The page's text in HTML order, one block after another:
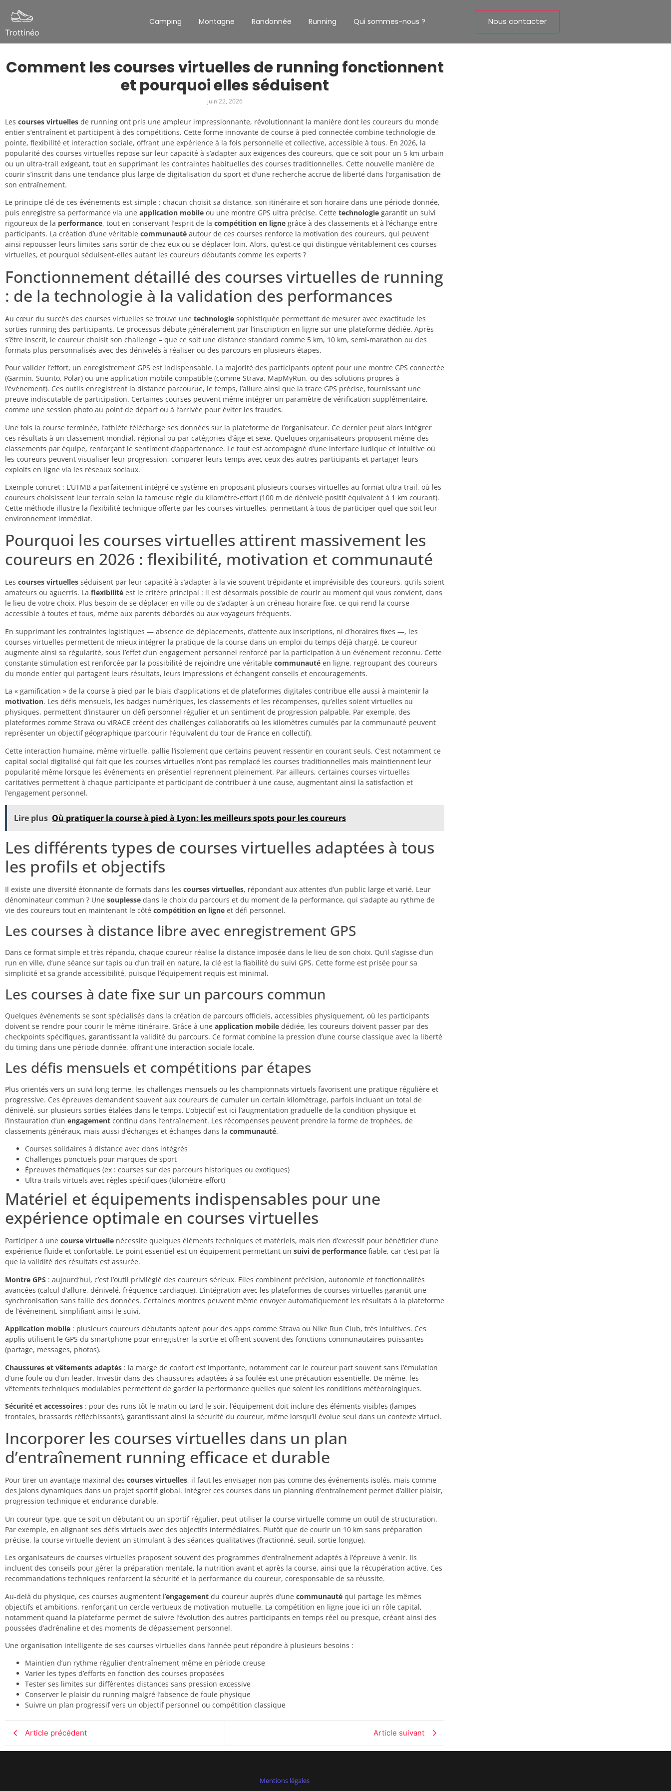
Trottinéo
Camping Montagne Randonnée Running Qui sommes-nous ? Nous contacter
Comment les courses virtuelles de running fonctionnent
et pourquoi elles séduisent
juin 22, 2026
Les courses virtuelles de running ont pris une ampleur impressionnante, révolutionnant la manière dont les coureurs du monde
entier s’entraînent et participent à des compétitions. Cette forme innovante de course à pied connectée combine technologie de
pointe, flexibilité et interaction sociale, offrant une expérience à la fois personnelle et collective, accessible à tous. En 2026, la
popularité des courses virtuelles repose sur leur capacité à s’adapter aux exigences des coureurs, que ce soit pour un 5 km urbain
ou un ultra-trail exigeant, tout en supprimant les contraintes habituelles des courses traditionnelles. Cette nouvelle manière de
courir s’inscrit dans une tendance plus large de digitalisation du sport et d’une recherche accrue de liberté dans l’organisation de
son entraînement.
Le principe clé de ces événements est simple : chacun choisit sa distance, son itinéraire et son horaire dans une période donnée,
puis enregistre sa performance via une application mobile ou une montre GPS ultra précise. Cette technologie garantit un suivi
rigoureux de la performance, tout en conservant l’esprit de la compétition en ligne grâce à des classements et à l’échange entre
participants. La création d’une véritable communauté autour de ces courses renforce la motivation des coureurs, qui peuvent
ainsi repousser leurs limites sans sortir de chez eux ou se déplacer loin. Alors, qu’est-ce qui distingue véritablement ces courses
virtuelles, et pourquoi séduisent-elles autant les coureurs débutants comme les experts ?
Fonctionnement détaillé des courses virtuelles de running
: de la technologie à la validation des performances
Au cœur du succès des courses virtuelles se trouve une technologie sophistiquée permettant de mesurer avec exactitude les
sorties running des participants. Le processus débute généralement par l’inscription en ligne sur une plateforme dédiée. Après
s’être inscrit, le coureur choisit son challenge – que ce soit une distance standard comme 5 km, 10 km, semi-marathon ou des
formats plus personnalisés avec des dénivelés à réaliser ou des parcours en plusieurs étapes.
Pour valider l’effort, un enregistrement GPS est indispensable. La majorité des participants optent pour une montre GPS connectée
(Garmin, Suunto, Polar) ou une application mobile compatible (comme Strava, MapMyRun, ou des solutions propres à
l’événement). Ces outils enregistrent la distance parcourue, le temps, l’allure ainsi que la trace GPS précise, fournissant une
preuve indiscutable de participation. Certaines courses peuvent même intégrer un paramètre de vérification supplémentaire,
comme une session photo au point de départ ou à l’arrivée pour éviter les fraudes.
Une fois la course terminée, l’athlète télécharge ses données sur la plateforme de l’organisateur. Ce dernier peut alors intégrer
ces résultats à un classement mondial, régional ou par catégories d’âge et sexe. Quelques organisateurs proposent même des
classements par équipe, renforçant le sentiment d’appartenance. Le tout est accompagné d’une interface ludique et intuitive où
les coureurs peuvent visualiser leur progression, comparer leurs temps avec ceux des autres participants et partager leurs
exploits en ligne via les réseaux sociaux.
Exemple concret : L’UTMB a parfaitement intégré ce système en proposant plusieurs courses virtuelles au format ultra trail, où les
coureurs choisissent leur terrain selon la fameuse règle du kilomètre-effort (100 m de dénivelé positif équivalent à 1 km courant).
Cette méthode illustre la flexibilité technique offerte par les courses virtuelles, permettant à tous de participer quel que soit leur
environnement immédiat.
Pourquoi les courses virtuelles attirent massivement les
coureurs en 2026 : flexibilité, motivation et communauté
Les courses virtuelles séduisent par leur capacité à s’adapter à la vie souvent trépidante et imprévisible des coureurs, qu’ils soient
amateurs ou aguerris. La flexibilité est le critère principal : il est désormais possible de courir au moment qui vous convient, dans
le lieu de votre choix. Plus besoin de se déplacer en ville ou de s’adapter à un créneau horaire fixe, ce qui rend la course
accessible à toutes et tous, même aux parents débordés ou aux voyageurs fréquents.
En supprimant les contraintes logistiques — absence de déplacements, d’attente aux inscriptions, ni d’horaires fixes —, les
courses virtuelles permettent de mieux intégrer la pratique de la course dans un emploi du temps déjà chargé. Le coureur
augmente ainsi sa régularité, sous l’effet d’un engagement personnel renforcé par la participation à un événement reconnu. Cette
constante stimulation est renforcée par la possibilité de rejoindre une véritable communauté en ligne, regroupant des coureurs
du monde entier qui partagent leurs résultats, leurs impressions et échangent conseils et encouragements.
La « gamification » de la course à pied par le biais d’applications et de plateformes digitales contribue elle aussi à maintenir la
motivation. Les défis mensuels, les badges numériques, les classements et les récompenses, qu’elles soient virtuelles ou
physiques, permettent d’instaurer un défi personnel régulier et un sentiment de progression palpable. Par exemple, des
plateformes comme Strava ou viRACE créent des challenges collaboratifs où les kilomètres cumulés par la communauté peuvent
représenter un objectif géographique (parcourir l’équivalent du tour de France en collectif).
Cette interaction humaine, même virtuelle, pallie l’isolement que certains peuvent ressentir en courant seuls. C’est notamment ce
capital social digitalisé qui fait que les courses virtuelles n’ont pas remplacé les courses traditionnelles mais maintiennent leur
popularité même lorsque les événements en présentiel reprennent pleinement. Par ailleurs, certaines courses virtuelles
caritatives permettent à chaque participante et participant de contribuer à une cause, augmentant ainsi la satisfaction et
l’engagement personnel.
Lire plus Où pratiquer la course à pied à Lyon: les meilleurs spots pour les coureurs
Les différents types de courses virtuelles adaptées à tous
les profils et objectifs
Il existe une diversité étonnante de formats dans les courses virtuelles, répondant aux attentes d’un public large et varié. Leur
dénominateur commun ? Une souplesse dans le choix du parcours et du moment de la performance, qui s’adapte au rythme de
vie des coureurs tout en maintenant le côté compétition en ligne et défi personnel.
Les courses à distance libre avec enregistrement GPS
Dans ce format simple et très répandu, chaque coureur réalise la distance imposée dans le lieu de son choix. Qu’il s’agisse d’un
run en ville, d’une séance sur tapis ou d’un trail en nature, la clé est la fiabilité du suivi GPS. Cette forme est prisée pour sa
simplicité et sa grande accessibilité, puisque l’équipement requis est minimal.
Les courses à date fixe sur un parcours commun
Quelques événements se sont spécialisés dans la création de parcours officiels, accessibles physiquement, où les participants
doivent se rendre pour courir le même itinéraire. Grâce à une application mobile dédiée, les coureurs doivent passer par des
checkpoints spécifiques, garantissant la validité du parcours. Ce format combine la pression d’une course classique avec la liberté
du timing dans une période donnée, offrant une interaction sociale locale.
Les défis mensuels et compétitions par étapes
Plus orientés vers un suivi long terme, les challenges mensuels ou les championnats virtuels favorisent une pratique régulière et
progressive. Ces épreuves demandent souvent aux coureurs de cumuler un certain kilométrage, parfois incluant un total de
dénivelé, sur plusieurs sorties étalées dans le temps. L’objectif est ici l’augmentation graduelle de la condition physique et
l’instauration d’un engagement continu dans l’entraînement. Les récompenses peuvent prendre la forme de trophées, de
classements généraux, mais aussi d’échanges et échanges dans la communauté.
Courses solidaires à distance avec dons intégrés
Challenges ponctuels pour marques de sport
Épreuves thématiques (ex : courses sur des parcours historiques ou exotiques)
Ultra-trails virtuels avec règles spécifiques (kilomètre-effort)
Matériel et équipements indispensables pour une
expérience optimale en courses virtuelles
Participer à une course virtuelle nécessite quelques éléments techniques et matériels, mais rien d’excessif pour bénéficier d’une
expérience fluide et confortable. Le point essentiel est un équipement permettant un suivi de performance fiable, car c’est par là
que la validité des résultats est assurée.
Montre GPS : aujourd’hui, c’est l’outil privilégié des coureurs sérieux. Elles combinent précision, autonomie et fonctionnalités
avancées (calcul d’allure, dénivelé, fréquence cardiaque). L’intégration avec les plateformes de courses virtuelles garantit une
synchronisation sans faille des données. Certaines montres peuvent même envoyer automatiquement les résultats à la plateforme
de l’événement, simplifiant ainsi le suivi.
Application mobile : plusieurs coureurs débutants optent pour des apps comme Strava ou Nike Run Club, très intuitives. Ces
applis utilisent le GPS du smartphone pour enregistrer la sortie et offrent souvent des fonctions communautaires puissantes
(partage, messages, photos).
Chaussures et vêtements adaptés : la marge de confort est importante, notamment car le coureur part souvent sans l’émulation
d’une foule ou d’un leader. Investir dans des chaussures adaptées à sa foulée est une précaution essentielle. De même, les
vêtements techniques modulables permettent de garder la performance quelles que soient les conditions météorologiques.
Sécurité et accessoires : pour des runs tôt le matin ou tard le soir, l’équipement doit inclure des éléments visibles (lampes
frontales, brassards réfléchissants), garantissant ainsi la sécurité du coureur, même lorsqu’il évolue seul dans un contexte virtuel.
Incorporer les courses virtuelles dans un plan
d’entraînement running efficace et durable
Pour tirer un avantage maximal des courses virtuelles, il faut les envisager non pas comme des événements isolés, mais comme
des jalons dynamiques dans un projet sportif global. Intégrer ces courses dans un planning d’entraînement permet d’allier plaisir,
progression technique et endurance durable.
Un coureur type, que ce soit un débutant ou un sportif régulier, peut utiliser la course virtuelle comme un outil de structuration.
Par exemple, en alignant ses défis virtuels avec des objectifs intermédiaires. Plutôt que de courir un 10 km sans préparation
précise, la course virtuelle devient un stimulant à des séances qualitatives (fractionné, seuil, sortie longue).
Les organisateurs de courses virtuelles proposent souvent des programmes d’entraînement adaptés à l’épreuve à venir. Ils
incluent des conseils pour gérer la préparation mentale, la nutrition avant et après la course, ainsi que la récupération active. Ces
recommandations techniques renforcent la sécurité et la performance du coureur, coresponsable de sa réussite.
Au-delà du physique, ces courses augmentent l’engagement du coureur auprès d’une communauté qui partage les mêmes
objectifs et ambitions, renforçant un cercle vertueux de motivation mutuelle. La compétition en ligne joue ici un rôle capital,
notamment quand la plateforme permet de suivre l’évolution des autres participants en temps réel ou presque, créant ainsi des
poussées d’adrénaline et des moments de dépassement personnel.
Une organisation intelligente de ses courses virtuelles dans l’année peut répondre à plusieurs besoins :
Maintien d’un rythme régulier d’entraînement même en période creuse
Varier les types d’efforts en fonction des courses proposées
Tester ses limites sur différentes distances sans pression excessive
Conserver le plaisir du running malgré l’absence de foule physique
Suivre un plan progressif vers un objectif personnel ou compétition classique
Article précédent Article suivant
Mentions légales